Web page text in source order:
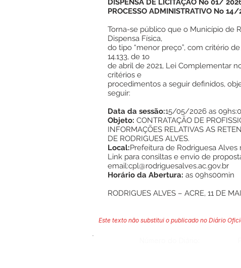
DISPENSA DE LICITAÇÃO No 01/
PROCESSO ADMINISTRATIVO No 14/
Torna-se público que o Município de
Dispensa Física,
do tipo “menor preço”, com critério
14.133, de 1o
de abril de 2021, Lei Complementar
critérios e
procedimentos a seguir definidos,
seguir:
Data da sessão:15/05/2026 as
Objeto: CONTRATAÇÃO DE
INFORMAÇÕES RELATIVAS AS
DE RODRIGUES ALVES.
Local:Prefeitura de Rodriguesa
Link para consiltas e envio de
email:cpl@rodriguesalves.ac.gov.br
Horário da Abertura: as 09hs00min
RODRIGUES ALVES – ACRE, 11 DE
Este texto não substitui o publicado no Diário